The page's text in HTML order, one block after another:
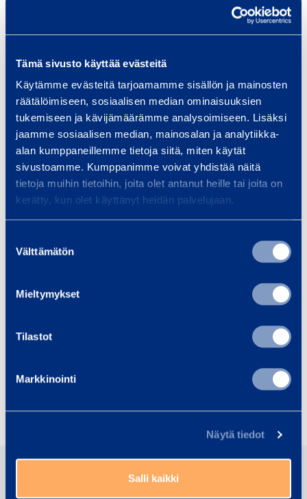
Tämä sivusto käyttää evästeitä
Käytämme evästeitä tarjoamamme sisällön ja mainosten
räätälöimiseen, sosiaalisen median ominaisuuksien
tukemiseen ja kävijämäärämme analysoimiseen. Lisäksi
jaamme sosiaalisen median, mainosalan ja analytiikka-
alan kumppaneillemme tietoja siitä, miten käytät
sivustoamme. Kumppanimme voivat yhdistää näitä
tietoja muihin tietoihin, joita olet antanut heille tai joita on
kerätty, kun olet käyttänyt heidän palvelujaan.
valinta
Välttämätön
Mieltymykset
Tilastot
Markkinointi
Näytä tiedot
Salli kaikki
viikkokelloajastus, joka mahdollistaa valojen
syttymis- ja sammumisaikojen ohjelmoinnin
”Sovellusta kehitetään jatkuvasti, ja
tulevaisuudessa sitä voidaankin käyttää myös
esimerkiksi betoninkuivatuksen ohjaukseen ja
seurantaan, kun sensoritiedot saadaan kulkemaan
molempiin suuntiin. Tavoitteemme on, että
myöhemmin sovelluksella voidaan ohjata työmailla
mitä tahansa haluttua sähkötoimista laitetta”, TSR
Groupin toimitusjohtajaToni Raivokommentoi.
Ota yhteyttä myyntiin ja hoida oman työmaasi
Lue seuraavaksi